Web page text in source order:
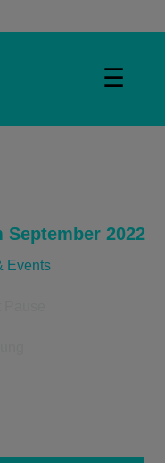
☰
September 2022
Events